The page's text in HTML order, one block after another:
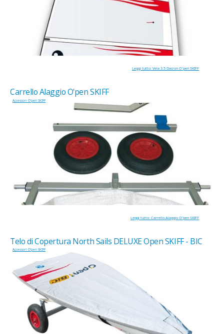
Leggi tutto: Vela 3.5 Dacron O'pen SKIFF
Carrello Alaggio O'pen SKIFF
Accessori O'pen SKIFF
Leggi tutto: Carrello Alaggio O'pen SKIFF
Telo di Copertura North Sails DELUXE Open SKIFF - BIC
Accessori O'pen SKIFF